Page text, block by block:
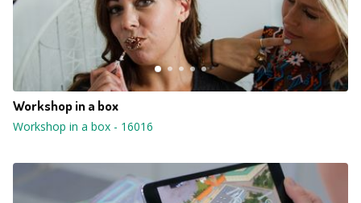
Workshop in a box
Workshop in a box - 16016